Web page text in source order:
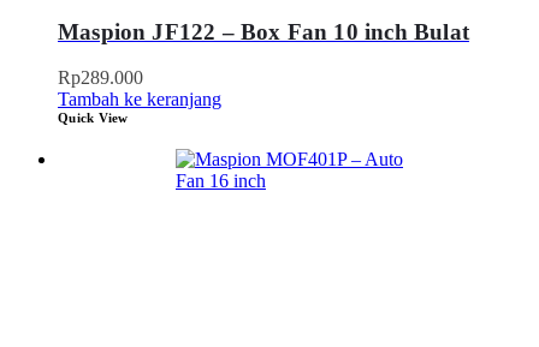
Maspion JF122 – Box Fan 10 inch Bulat
Rp289.000
Tambah ke keranjang
Quick View